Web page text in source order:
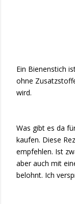
Ein Bienenstich
ohne
wird.
Was gibt es da
kaufen. Diese
empfehlen. Ist
aber auch mit
belohnt. Ich